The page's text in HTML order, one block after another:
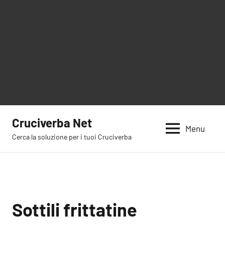
contenuto
Cruciverba Net
Cerca la soluzione per i tuoi Cruciverba
Menu
Sottili frittatine